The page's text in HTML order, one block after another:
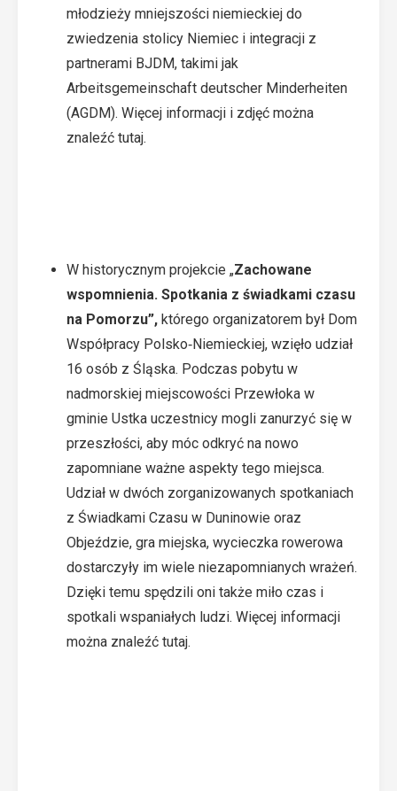
młodzieży mniejszości niemieckiej do
zwiedzenia stolicy Niemiec i integracji z
partnerami BJDM, takimi jak
Arbeitsgemeinschaft deutscher Minderheiten
(AGDM). Więcej informacji i zdjęć można
znaleźć tutaj.
W historycznym projekcie „Zachowane
wspomnienia. Spotkania z świadkami czasu
na Pomorzu”, którego organizatorem był Dom
Współpracy Polsko‑Niemieckiej, wzięło udział
16 osób z Śląska. Podczas pobytu w
nadmorskiej miejscowości Przewłoka w
gminie Ustka uczestnicy mogli zanurzyć się w
przeszłości, aby móc odkryć na nowo
zapomniane ważne aspekty tego miejsca.
Udział w dwóch zorganizowanych spotkaniach
z Świadkami Czasu w Duninowie oraz
Objeździe, gra miejska, wycieczka rowerowa
dostarczyły im wiele niezapomnianych wrażeń.
Dzięki temu spędzili oni także miło czas i
spotkali wspaniałych ludzi. Więcej informacji
można znaleźć tutaj.